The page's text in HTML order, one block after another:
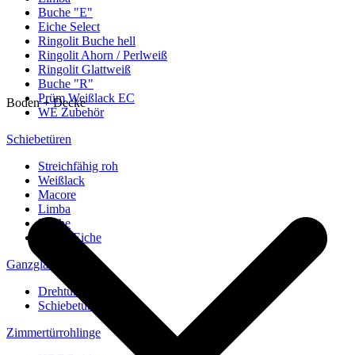
Buche "E"
Eiche Select
Ringolit Buche hell
Ringolit Ahorn / Perlweiß
Ringolit Glattweiß
Buche "R"
Prüm Weißlack EC
WE Zubehör
Schiebetüren
Streichfähig roh
Weißlack
Macore
Limba
Buche
europ. Eiche
Ganzglastüren
Drehtüren
Schiebetüren
Zimmertürrohlinge
Boden + Decke